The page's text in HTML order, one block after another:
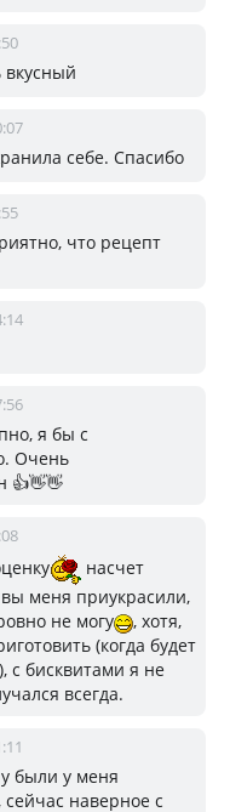
вкусный
себе. Спасибо
что рецепт
я бы с
Очень
👍👋👋
насчет
меня приукрасили,
не могу
, хотя,
(когда будет
с бисквитами я не
всегда.
были у меня
наверное с